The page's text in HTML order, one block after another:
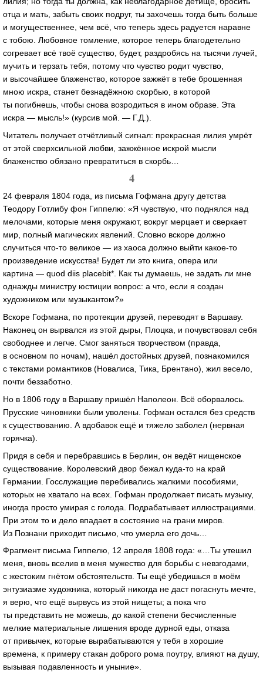
отца и мать, забыть своих подруг, ты захочешь тогда быть больше
и могущественнее, чем всё, что теперь здесь радуется наравне
с тобою. Любовное томление, которое теперь благодетельно
согревает всё твоё существо, будет, раздробясь на тысячи лучей,
мучить и терзать тебя, потому что чувство родит чувство,
и высочайшее блаженство, которое зажжёт в тебе брошенная
мною искра, станет безнадёжною скорбью, в которой
ты погибнешь, чтобы снова возродиться в ином образе. Эта
искра — мысль!» (курсив мой. — Г.Д.).
Читатель получает отчётливый сигнал: прекрасная лилия умрёт
от этой сверхсильной любви, зажжённое искрой мысли
блаженство обязано превратиться в скорбь…
4
24 февраля 1804 года, из письма Гофмана другу детства
Теодору Готлибу фон Гиппелю: «Я чувствую, что поднялся над
мелочами, которые меня окружают, вокруг мерцает и сверкает
мир, полный магических явлений. Словно вскоре должно
случиться что-то великое — из хаоса должно выйти какое-то
произведение искусства! Будет ли это книга, опера или
картина — quod diis placebit*. Как ты думаешь, не задать ли мне
однажды министру юстиции вопрос: а что, если я создан
художником или музыкантом?»
Вскоре Гофмана, по протекции друзей, переводят в Варшаву.
Наконец он вырвался из этой дыры, Плоцка, и почувствовал себя
свободнее и легче. Смог заняться творчеством (правда,
в основном по ночам), нашёл достойных друзей, познакомился
с текстами романтиков (Новалиса, Тика, Брентано), жил весело,
почти беззаботно.
Но в 1806 году в Варшаву пришёл Наполеон. Всё оборвалось.
Прусские чиновники были уволены. Гофман остался без средств
к существованию. А вдобавок ещё и тяжело заболел (нервная
горячка).
Придя в себя и перебравшись в Берлин, он ведёт нищенское
существование. Королевский двор бежал куда-то на край
Германии. Госслужащие перебивались жалкими пособиями,
которых не хватало на всех. Гофман продолжает писать музыку,
иногда просто умирая с голода. Подрабатывает иллюстрациями.
При этом то и дело впадает в состояние на грани миров.
Из Познани приходит письмо, что умерла его дочь…
Фрагмент письма Гиппелю, 12 апреля 1808 года: «…Ты утешил
меня, вновь вселив в меня мужество для борьбы с невзгодами,
с жестоким гнётом обстоятельств. Ты ещё убедишься в моём
энтузиазме художника, который никогда не даст погаснуть мечте,
я верю, что ещё вырвусь из этой нищеты; а пока что
ты представить не можешь, до какой степени бесчисленные
мелкие материальные лишения вроде дурной еды, отказа
от привычек, которые вырабатываются у тебя в хорошие
времена, к примеру стакан доброго рома поутру, влияют на душу,
вызывая подавленность и уныние».